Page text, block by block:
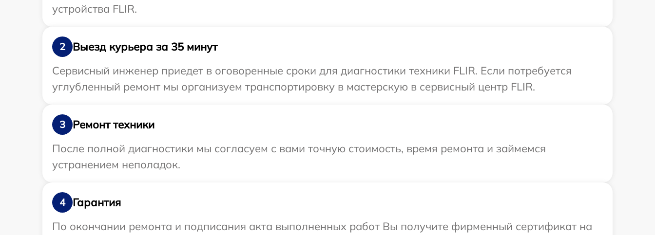
устройства FLIR.
2
Выезд курьера за 35 минут
Сервисный инженер приедет в оговоренные сроки для диагностики техники FLIR. Если потребуется
углубленный ремонт мы организуем транспортировку в мастерскую в сервисный центр FLIR.
3
Ремонт техники
После полной диагностики мы согласуем с вами точную стоимость, время ремонта и займемся
устранением неполадок.
4
Гарантия
По окончании ремонта и подписания акта выполненных работ Вы получите фирменный сертификат на